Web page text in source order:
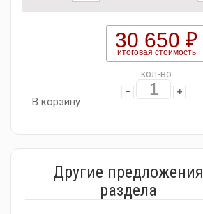
30 650 ₽
итоговая стоимость
кол-во
В корзину
Другие предложения
раздела